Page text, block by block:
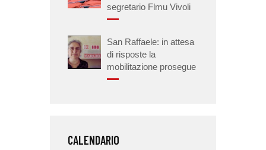
segretario Flmu Vivoli
San Raffaele: in attesa
di risposte la
mobilitazione prosegue
CALENDARIO